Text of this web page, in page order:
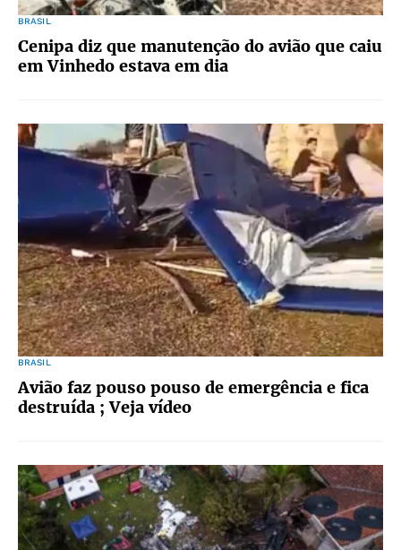
BRASIL
Cenipa diz que manutenção do avião que caiu
em Vinhedo estava em dia
BRASIL
Avião faz pouso pouso de emergência e fica
destruída ; Veja vídeo